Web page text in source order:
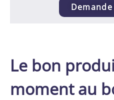
Le bon
moment au